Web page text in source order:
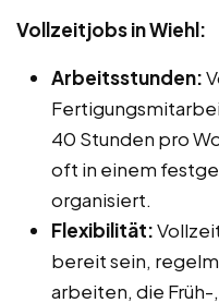
Vollzeitjobs in Wiehl:
Arbeitsstunden:
40 Stunden pro
oft in einem
organisiert.
Flexibilität:
bereit sein,
arbeiten, die